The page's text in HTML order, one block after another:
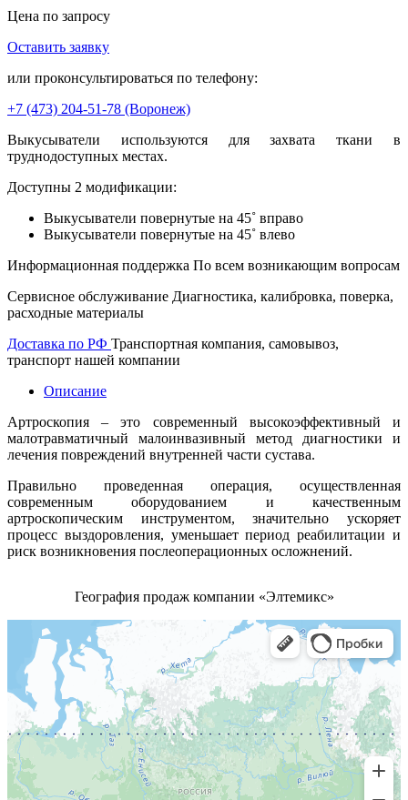
Цена по запросу
Оставить заявку
или проконсультироваться по телефону:
+7 (473) 204-51-78 (Воронеж)
Выкусыватели используются для захвата ткани в
труднодоступных местах.
Доступны 2 модификации:
Выкусыватели повернутые на 45˚ вправо
Выкусыватели повернутые на 45˚ влево
Информационная поддержка По всем возникающим вопросам
Сервисное обслуживание Диагностика, калибровка, поверка,
расходные материалы
Доставка по РФ Транспортная компания, самовывоз,
транспорт нашей компании
Описание
Артроскопия – это современный высокоэффективный и
малотравматичный малоинвазивный метод диагностики и
лечения повреждений внутренней части сустава.
Правильно проведенная операция, осуществленная
современным оборудованием и качественным
артроскопическим инструментом, значительно ускоряет
процесс выздоровления, уменьшает период реабилитации и
риск возникновения послеоперационных осложнений.
География продаж компании «Элтемикс»